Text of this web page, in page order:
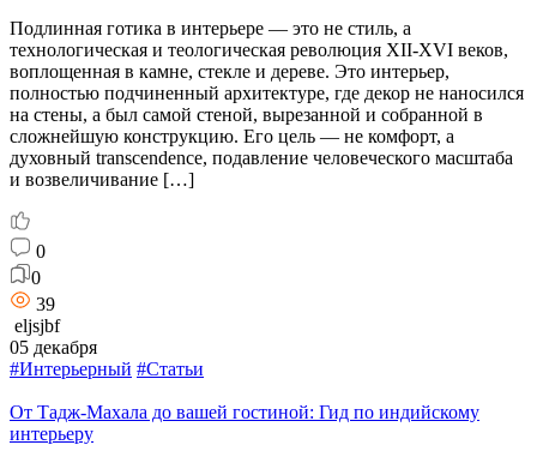
Подлинная готика в интерьере — это не стиль, а
технологическая и теологическая революция XII-XVI веков,
воплощенная в камне, стекле и дереве. Это интерьер,
полностью подчиненный архитектуре, где декор не наносился
на стены, а был самой стеной, вырезанной и собранной в
сложнейшую конструкцию. Его цель — не комфорт, а
духовный transcendence, подавление человеческого масштаба
и возвеличивание […]
0
0
39
eljsjbf
05 декабря
#Интерьерный #Статьи
От Тадж-Махала до вашей гостиной: Гид по индийскому
интерьеру